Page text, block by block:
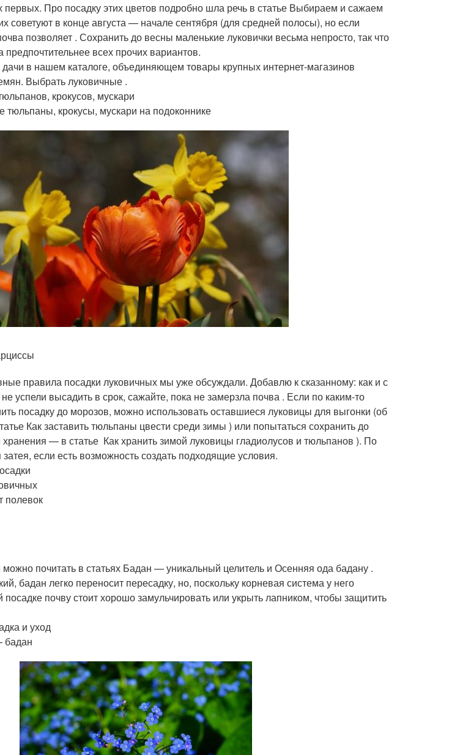
Про посадку этих цветов подробно шла речь в статье Выбираем и сажаем
советуют в конце августа — начале сентября (для средней полосы), но если
позволяет . Сохранить до весны маленькие луковички весьма непросто, так что
всех прочих вариантов.
в нашем каталоге, объединяющем товары крупных интернет-магазинов
Выбрать луковичные .
крокусов, мускари
крокусы, мускари на подоконнике
правила посадки луковичных мы уже обсуждали. Добавлю к сказанному: как и с
успели высадить в срок, сажайте, пока не замерзла почва . Если по каким-то
посадку до морозов, можно использовать оставшиеся луковицы для выгонки (об
Как заставить тюльпаны цвести среди зимы ) или попытаться сохранить до
хранения — в статье Как хранить зимой луковицы гладиолусов и тюльпанов ). По
если есть возможность создать подходящие условия.
полевок
почитать в статьях Бадан — уникальный целитель и Осенняя ода бадану .
бадан легко переносит пересадку, но, поскольку корневая система у него
посадке почву стоит хорошо замульчировать или укрыть лапником, чтобы защитить
и уход
бадан